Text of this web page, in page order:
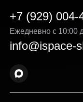
+7 (929) 004-
Ежедневно с 10:00
info@ispace-